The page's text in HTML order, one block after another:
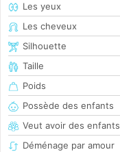
Les yeux
Les cheveux
Silhouette
Taille
Poids
Possède des enfants
Veut avoir des enfants
Déménage par amour